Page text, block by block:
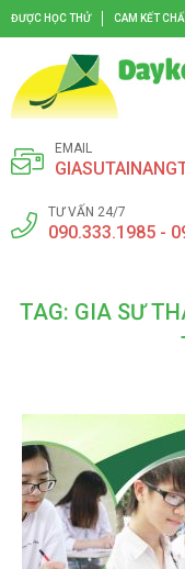
ĐƯỢC HỌC THỬ CAM KẾT
EMAIL
TƯ VẤN 24/7
090.333.1985 -
TAG: GIA SƯ